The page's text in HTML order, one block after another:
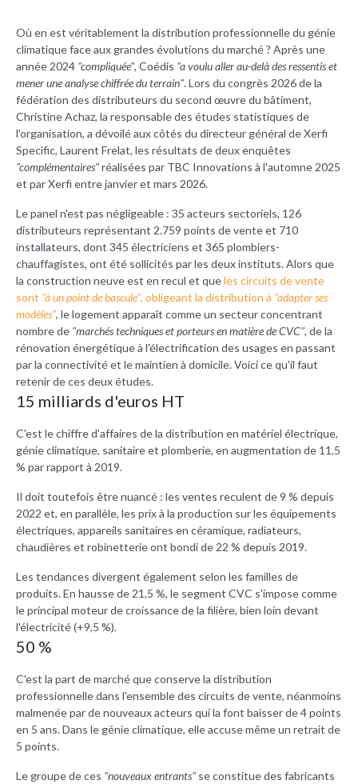
Où en est véritablement la distribution professionnelle du génie
climatique face aux grandes évolutions du marché ? Après une
année 2024 "compliquée", Coédis "a voulu aller au-delà des ressentis et
mener une analyse chiffrée du terrain". Lors du congrès 2026 de la
fédération des distributeurs du second œuvre du bâtiment,
Christine Achaz, la responsable des études statistiques de
l'organisation, a dévoilé aux côtés du directeur général de Xerfi
Specific, Laurent Frelat, les résultats de deux enquêtes
"complémentaires"réalisées par TBC Innovations à l'automne 2025
et par Xerfi entre janvier et mars 2026.
Le panel n'est pas négligeable : 35 acteurs sectoriels, 126
distributeurs représentant 2.759 points de vente et 710
installateurs, dont 345 électriciens et 365 plombiers-
chauffagistes, ont été sollicités par les deux instituts. Alors que
la construction neuve est en recul et queles circuits de vente
sont "à un point de bascule", obligeant la distribution à "adapter ses
modèles", le logement apparaît comme un secteur concentrant
nombre de "marchés techniques et porteurs en matière de CVC", de la
rénovation énergétique à l'électrification des usages en passant
par la connectivité et le maintien à domicile. Voici ce qu'il faut
retenir de ces deux études.
15 milliards d'euros HT
C'est le chiffre d'affaires de la distribution en matériel électrique,
génie climatique, sanitaire et plomberie, en augmentation de 11,5
% par rapport à 2019.
Il doit toutefois être nuancé : les ventes reculent de 9 % depuis
2022 et, en parallèle, les prix à la production sur les équipements
électriques, appareils sanitaires en céramique, radiateurs,
chaudières et robinetterie ont bondi de 22 % depuis 2019.
Les tendances divergent également selon les familles de
produits. En hausse de 21,5 %, le segment CVC s'impose comme
le principal moteur de croissance de la filière, bien loin devant
l'électricité (+9,5 %).
50 %
C'est la part de marché que conserve la distribution
professionnelle dans l'ensemble des circuits de vente, néanmoins
malmenée par de nouveaux acteurs qui la font baisser de 4 points
en 5 ans. Dans le génie climatique, elle accuse même un retrait de
5 points.
Le groupe de ces "nouveaux entrants" se constitue des fabricants